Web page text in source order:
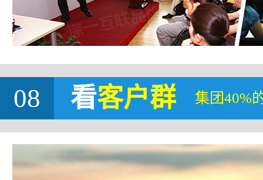
08 看客户群 集团40%